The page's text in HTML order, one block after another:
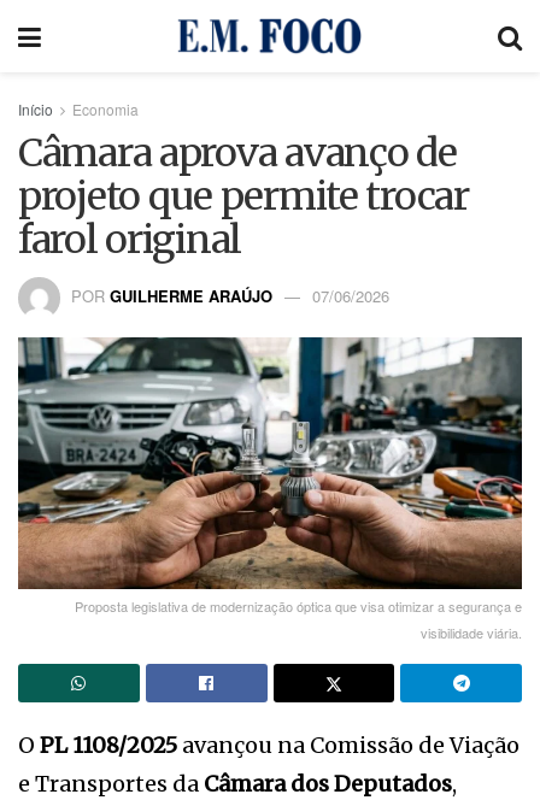
Início Economia
Câmara aprova avanço de
projeto que permite trocar
farol original
POR GUILHERME ARAÚJO 07/06/2026
Proposta legislativa de modernização óptica que visa otimizar a segurança e
visibilidade viária.
O PL 1108/2025 avançou na Comissão de Viação
e Transportes da Câmara dos Deputados,